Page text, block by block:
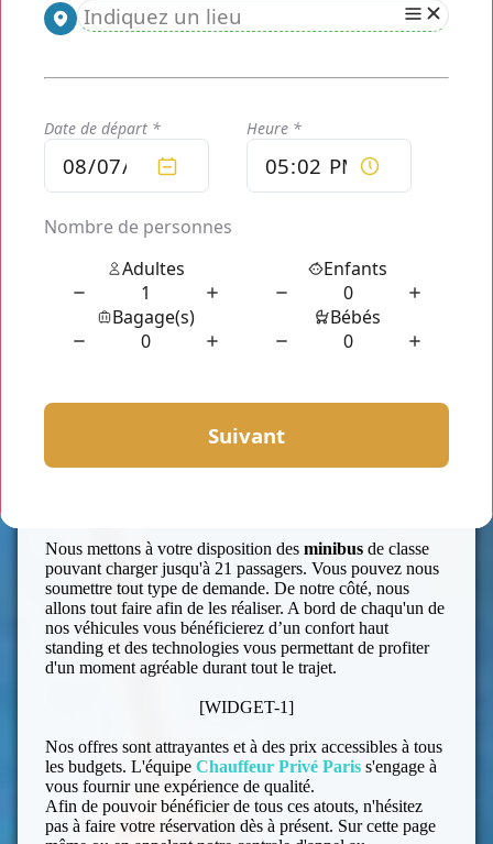
Que vous souhaitez louer un minibus de 21 places avec
sportives, sorties familiales, sorties scolaires, diverses
de chantier qui s’impose....) mais également pour votre
déplacement événementiel, les prestations
Garches
minibusseront justement en adéquation à vos attentes.
professionnels et toujours à l'écoute sont ravis de vous
jour comme de nuit. Et même les jours fériés, ils vous
accordent leur disponibilité à vous servir.
Nous mettons à votre disposition desminibus de classe
pouvant charger jusqu'à 21 passagers. Vous pouvez nous
soumettre tout type de demande. De notre côté, nous
allons tout faire afin de les réaliser. A bord de chaqu'un de
nos véhicules vous bénéficierez d’un confort haut
standing et des technologies vous permettant de profiter
d'un moment agréable durant tout le trajet.
[WIDGET-1]
Nos offres sont attrayantes et à des prix accessibles à tous
les budgets. L'équipeChauffeur Privé Pariss'engage à
vous fournir une expérience de qualité.
Afin de pouvoir bénéficier de tous ces atouts, n'hésitez
pas à faire votre réservation dès à présent. Sur cette page